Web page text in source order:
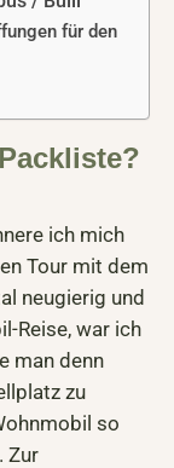
für den
ich mich
Tour mit dem
neugierig und
Reise, war ich
man denn
zu
so
Zur